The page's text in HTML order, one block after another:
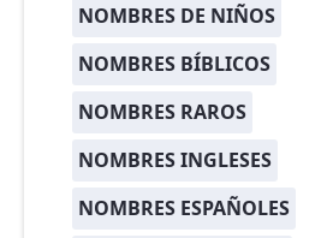
NOMBRES DE NIÑOS
NOMBRES BÍBLICOS
NOMBRES RAROS
NOMBRES INGLESES
NOMBRES ESPAÑOLES